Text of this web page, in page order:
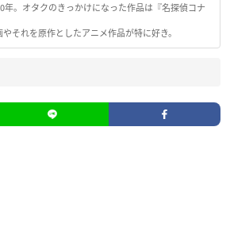
年。オタクのきっかけになった作品は『名探偵コナ
それを原作としたアニメ作品が特に好き。